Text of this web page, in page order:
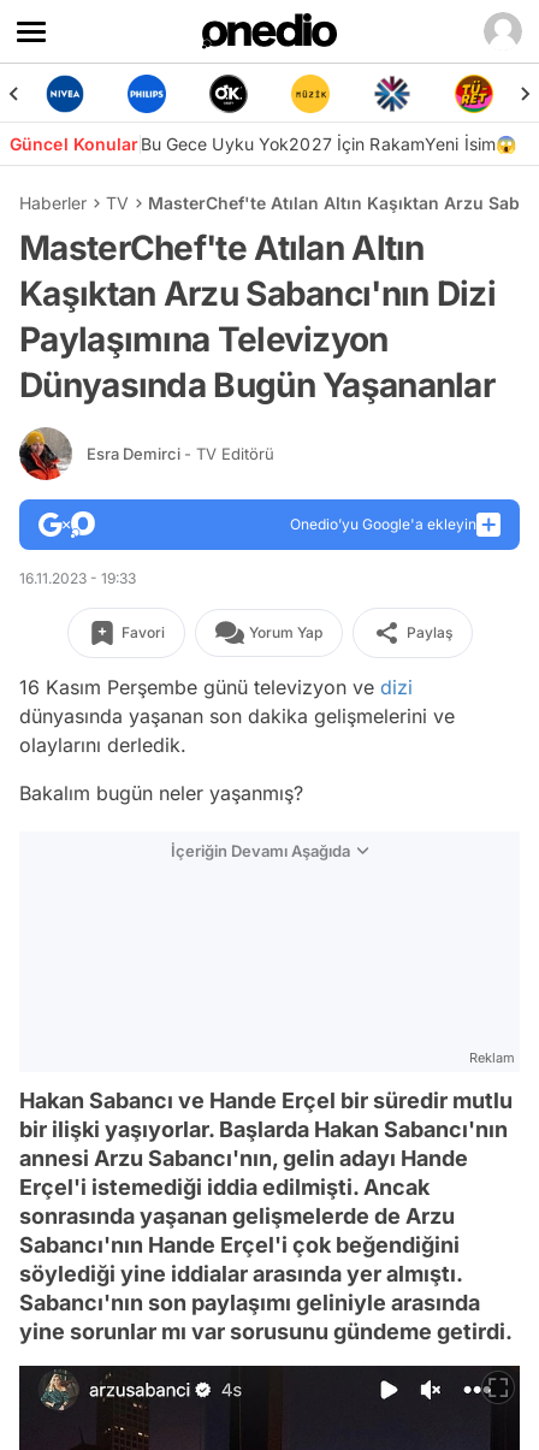
Güncel KonularBu Gece Uyku Yok2027 İçin RakamYeni İsim😱
Haberler TV MasterChef'te Atılan Altın Kaşıktan Arzu
MasterChef'te Atılan Altın
Kaşıktan Arzu Sabancı'nın Dizi
Paylaşımına Televizyon
Dünyasında Bugün Yaşananlar
Esra Demirci - TV Editörü
Onedio’yu Google'a ekleyin
16.11.2023 - 19:33
Favori Yorum Yap Paylaş
16 Kasım Perşembe günü televizyon ve dizi
dünyasında yaşanan son dakika gelişmelerini ve
olaylarını derledik.
Bakalım bugün neler yaşanmış?
İçeriğin Devamı Aşağıda
Reklam
Hakan Sabancı ve Hande Erçel bir süredir mutlu
bir ilişki yaşıyorlar. Başlarda Hakan Sabancı'nın
annesi Arzu Sabancı'nın, gelin adayı Hande
Erçel'i istemediği iddia edilmişti. Ancak
sonrasında yaşanan gelişmelerde de Arzu
Sabancı'nın Hande Erçel'i çok beğendiğini
söylediği yine iddialar arasında yer almıştı.
Sabancı'nın son paylaşımı geliniyle arasında
yine sorunlar mı var sorusunu gündeme getirdi.